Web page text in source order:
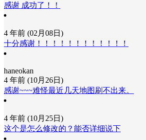
感谢 成功了！！
4 年前 (02月08日)
十分感谢！！！！！！！！！！！！
haneokan
4 年前 (10月26日)
感谢~~~难怪最近几天地图刷不出来。
4 年前 (10月25日)
这个是怎么修改的？能否详细说下